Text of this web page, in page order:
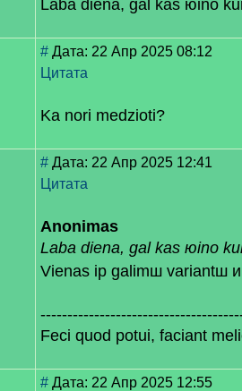
Laba dienа, gal kas юino
# Дата: 22 Апр 2025 08:12
Цитата
Ka nori medzioti?
# Дата: 22 Апр 2025 12:41
Цитата
Anonimas
Laba dienа, gal kas юino
Vienas iр galimш variantш
Feci quod potui, faciant
# Дата: 22 Апр 2025 12:55